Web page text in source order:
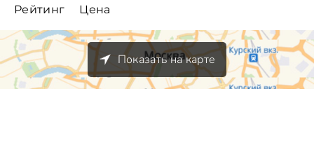
Рейтинг Цена
Показать на карте